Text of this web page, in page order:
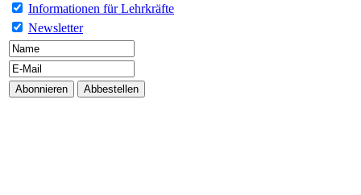
Informationen für Lehrkräfte
Newsletter